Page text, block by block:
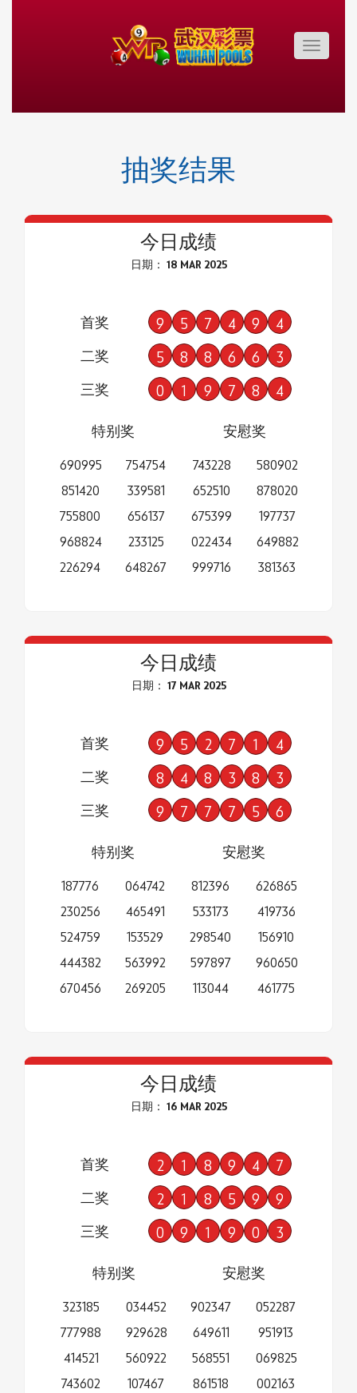
Toggle
抽奖结果
今日成绩
日期： 18 MAR 2025
首奖 9 5 7 4 9 4
二奖 5 8 8 6 6 3
三奖 0 1 9 7 8 4
特别奖
690995
851420
755800
968824
226294
754754
339581
656137
233125
648267
安慰奖
743228
652510
675399
022434
999716
580902
878020
197737
649882
381363
今日成绩
日期： 17 MAR 2025
首奖 9 5 2 7 1 4
二奖 8 4 8 3 8 3
三奖 9 7 7 7 5 6
特别奖
187776
230256
524759
444382
670456
064742
465491
153529
563992
269205
安慰奖
812396
533173
298540
597897
113044
626865
419736
156910
960650
461775
今日成绩
日期： 16 MAR 2025
首奖 2 1 8 9 4 7
二奖 2 1 8 5 9 9
三奖 0 9 1 9 0 3
特别奖
323185
777988
414521
743602
034452
929628
560922
107467
安慰奖
902347
649611
568551
861518
052287
951913
069825
002163